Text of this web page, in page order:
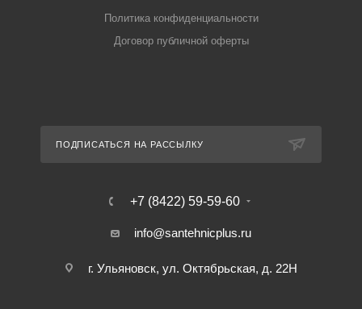
Политика конфиденциальности
Договор публичной оферты
ПОДПИСАТЬСЯ НА РАССЫЛКУ
+7 (8422) 59-59-60
info@santehnicplus.ru
г. Ульяновск, ул. Октябрьская, д. 22Н